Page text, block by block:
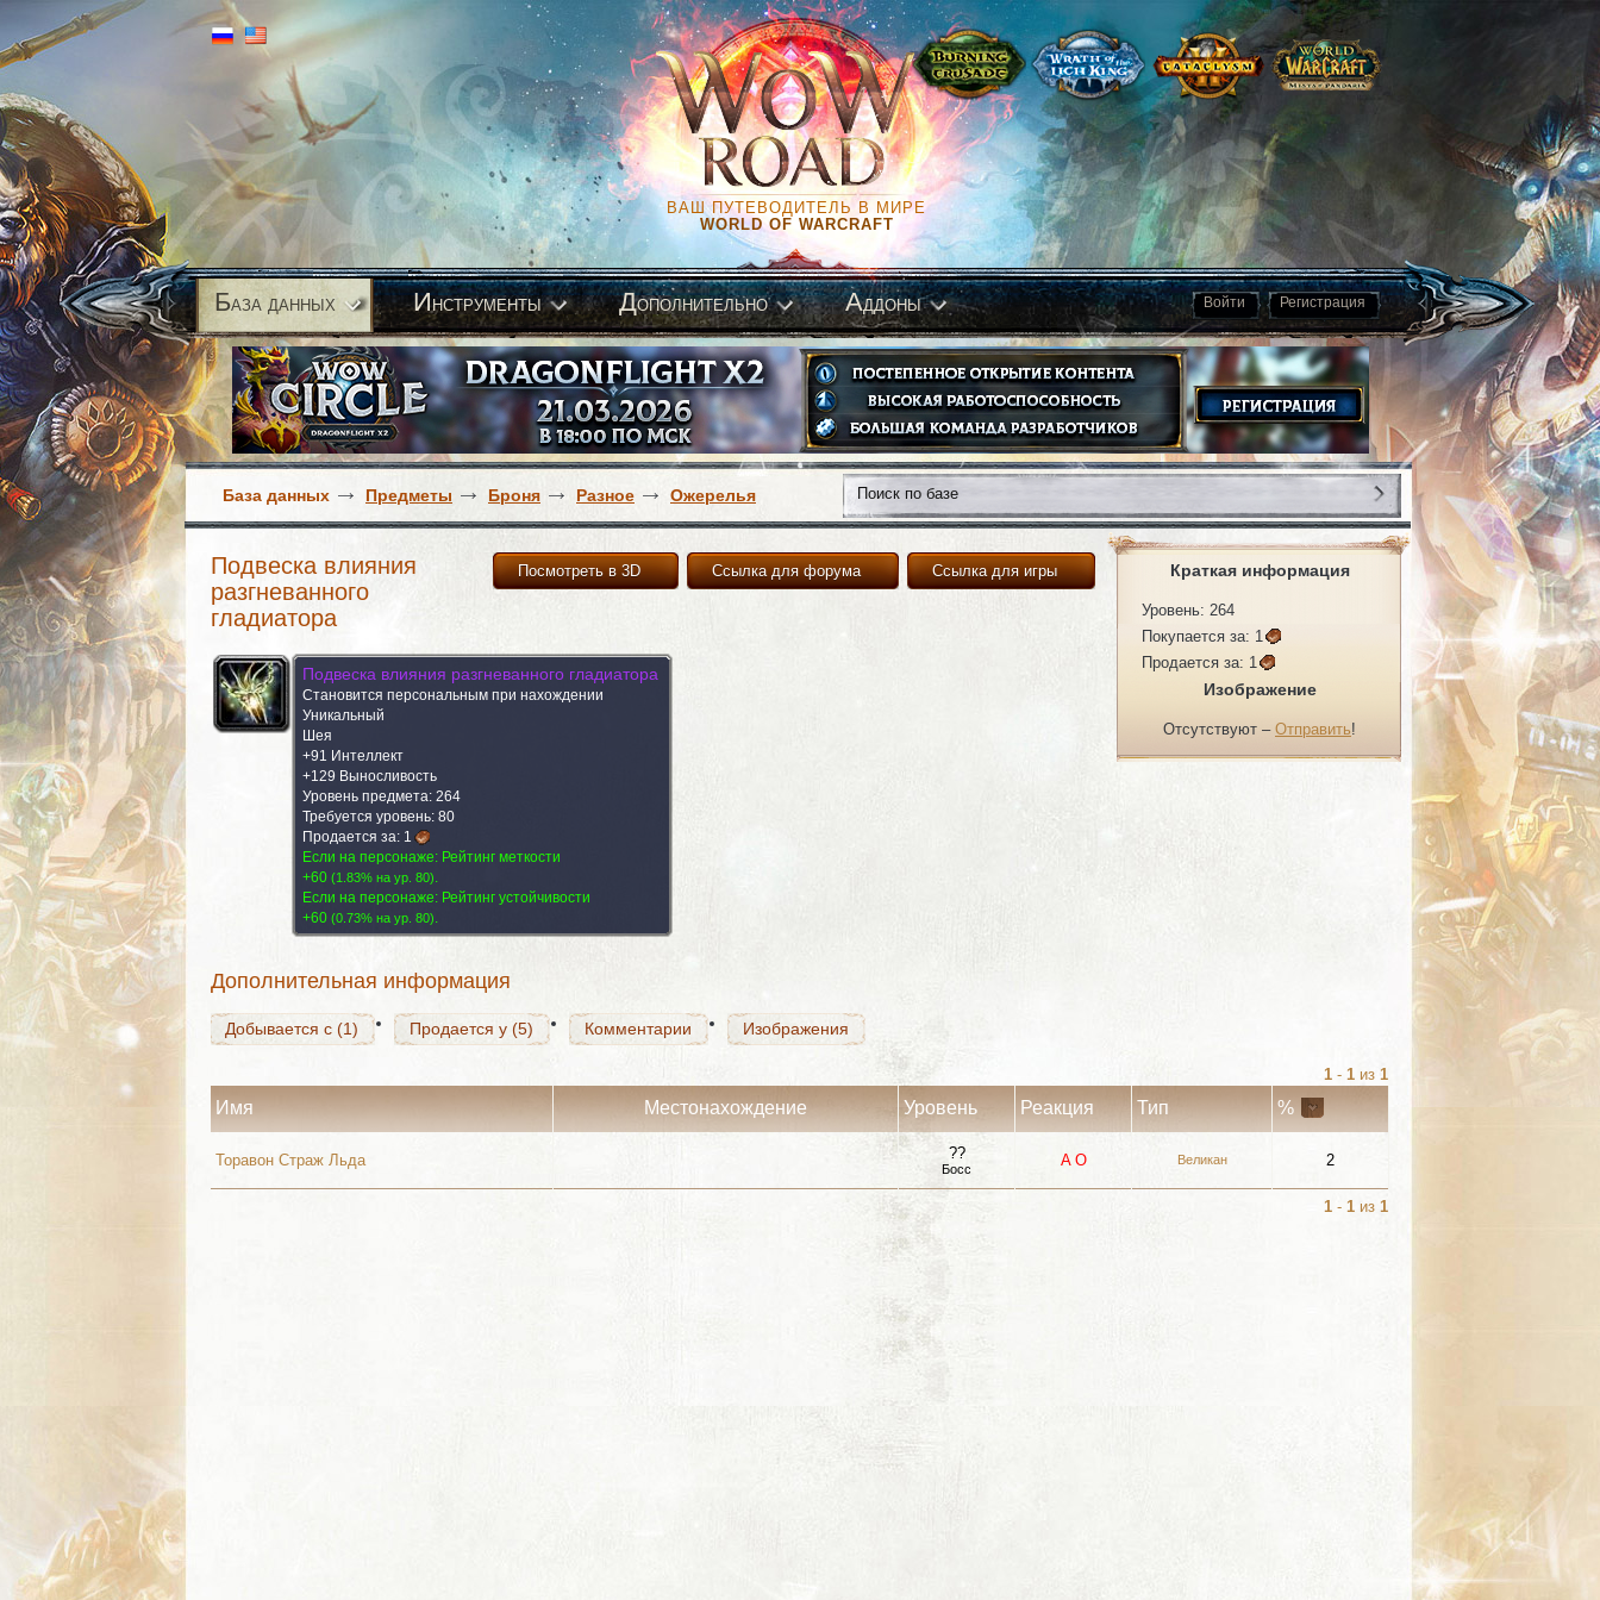
ВАШ ПУТЕВОДИТЕЛЬ В МИРЕ
WORLD OF WARCRAFT
Войти Регистрация
База данных Инструменты Дополнительно Аддоны
База данных Предметы Броня Разное Ожерелья
Краткая информация
Уровень: 264
Покупается за: 1
Продается за: 1
Изображение
Отсутствуют – Отправить!
Ссылка для игры
Ссылка для форума
Посмотреть в 3D
Подвеска влияния
разгневанного
гладиатора
Подвеска влияния разгневанного гладиатора
Становится персональным при нахождении
Уникальный
Шея
+91 Интеллект
+129 Выносливость
Уровень предмета: 264
Требуется уровень: 80
Продается за: 1
Если на персонаже: Рейтинг меткости
+60 (1.83% на yp. 80).
Если на персонаже: Рейтинг устойчивости
+60 (0.73% на yp. 80).
Дополнительная информация
Добывается с (1) Продается у (5)
Добывается с (1) Продается у (5) Комментарии
Добывается с (1) Продается у (5) Комментарии Изображения
1 - 1 из 1
Имя Местонахождение Уровень Реакция Тип %
Торавон Страж Льда ??
Босс A О Великан 2
1 - 1 из 1